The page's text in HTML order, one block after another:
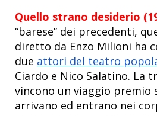
Quello strano desiderio
“barese” dei precedenti,
diretto da Enzo Milioni ha
due attori del teatro
Ciardo e Nico Salatino. La
vincono un viaggio premio
arrivano ed entrano nei